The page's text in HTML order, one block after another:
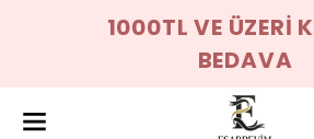
1000TL VE ÜZERİ
BEDAVA